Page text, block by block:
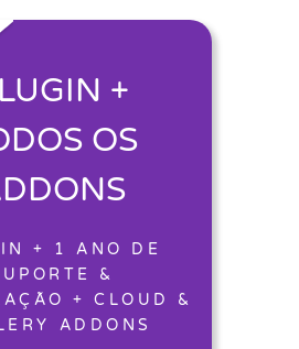
+
OS
+ 1 ANO DE
&
+ CLOUD &
ADDONS